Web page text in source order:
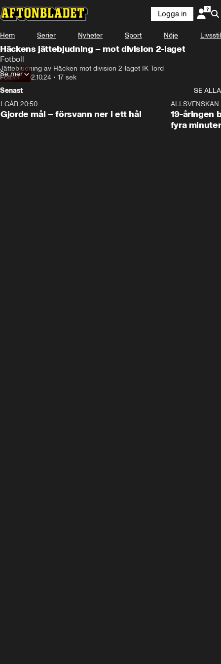
Logga in
Hem Serier Nyheter Sport Nöje Livsstil
Häckens jättebjudning – mot division 2-laget
Fotboll
Jättebjudning av Häcken mot division 2-laget IK Tord
Fotboll•02.10.24 • 17 sek
Se mer
Senast
SE ALLA
I GÅR 20:50
Gjorde mål – försvann ner i ett hål
ALLSVENSKAN
19-åringen
fyra minuter